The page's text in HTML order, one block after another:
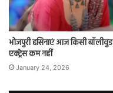
भोजपुरी हसिनाएं आज किसी बॉलीवुड
एक्ट्रेस कम नहीं
January 24, 2026